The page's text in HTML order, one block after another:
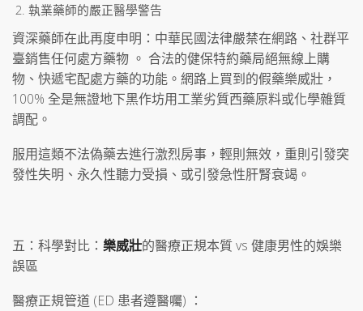
執業藥師的嚴正醫學警告
資深藥師在此再度申明：中華民國法律嚴禁在網路、社群平
臺銷售任何處方藥物 。 合法的健保特約藥局絕無線上購
物、快遞宅配處方藥的功能。網路上買到的假藥樂威壯，
100% 全是無證地下黑作坊用工業劣質西藥原料或化學雜質
調配。
服用這類不法偽藥去進行激烈房事，輕則無效，重則引發突
發性失明、永久性聽力受損、或引發急性肝腎衰竭。
五：科學對比： 樂威壯的醫療正規本質 vs 健康男性的娛樂
誤區
醫療正規管道 (ED 患者遵醫囑) ：